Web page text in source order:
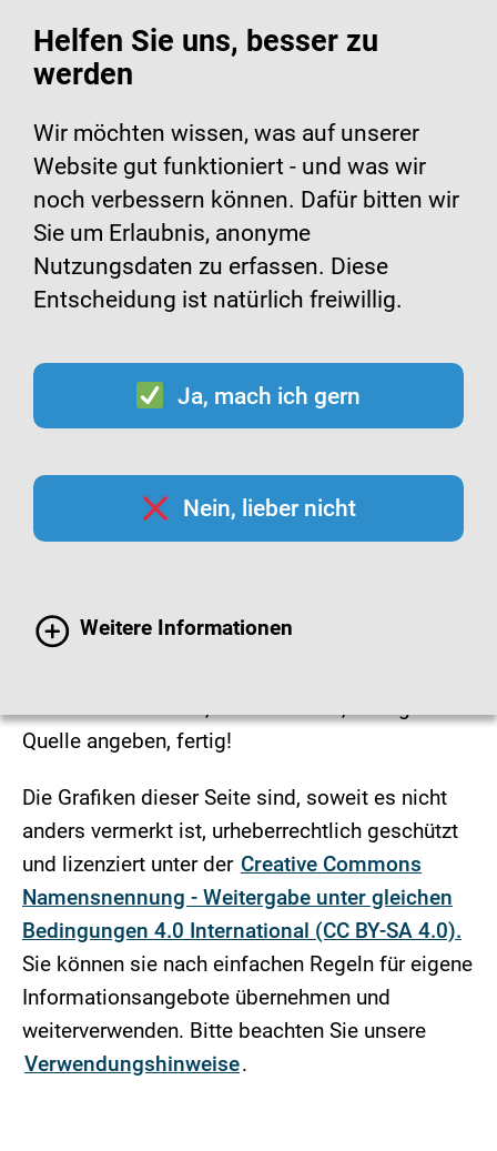
Helfen Sie uns, besser zu
werden
Wir möchten wissen, was auf unserer
Website gut funktioniert - und was wir
noch verbessern können. Dafür bitten wir
Sie um Erlaubnis, anonyme
Nutzungsdaten zu erfassen. Diese
Entscheidung ist natürlich freiwillig.
Ja, mach ich gern
Nein, lieber nicht
Weitere Informationen
Infomaterialien zur
Hygiene
Infografiken
verständlich und übersichtlich als Infografiken
Quelle angeben, fertig!
Die Grafiken dieser Seite sind, soweit es nicht
anders vermerkt ist, urheberrechtlich geschützt
und lizenziert unter der Creative Commons
Namensnennung - Weitergabe unter gleichen
Bedingungen 4.0 International (CC BY-SA 4.0).
Sie können sie nach einfachen Regeln für eigene
Informationsangebote übernehmen und
weiterverwenden. Bitte beachten Sie unsere
Verwendungshinweise.